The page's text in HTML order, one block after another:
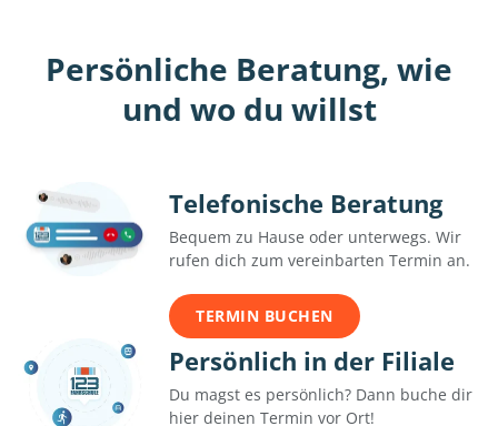
Persönliche Beratung, wie
und wo du willst
Telefonische Beratung
Bequem zu Hause oder unterwegs. Wir
rufen dich zum vereinbarten Termin an.
TERMIN BUCHEN
Persönlich in der Filiale
Du magst es persönlich? Dann buche dir
hier deinen Termin vor Ort!